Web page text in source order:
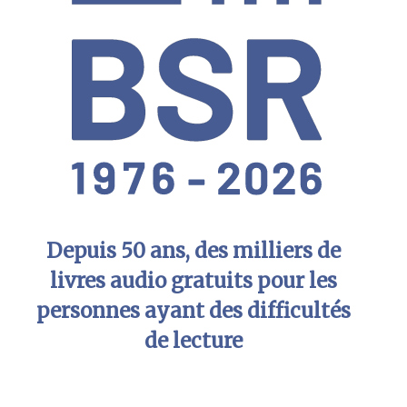
Depuis 50 ans, des milliers de
livres audio gratuits pour les
personnes ayant des difficultés
de lecture